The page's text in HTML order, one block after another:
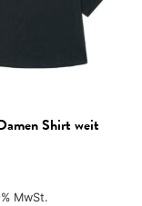
Shirt weit
MwSt.